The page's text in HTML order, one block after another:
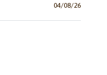
04/08/26